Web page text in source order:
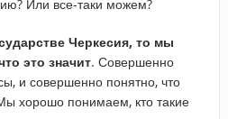
Или все-таки можем?
Черкесия, то мы
это значит. Совершенно
и совершенно понятно, что
хорошо понимаем, кто такие